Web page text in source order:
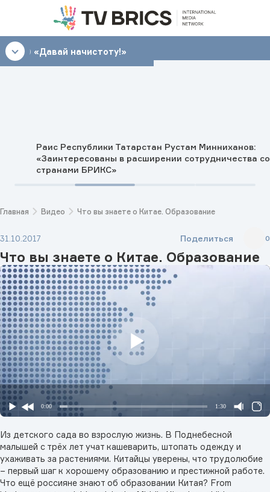
10:30 «Давай начистоту!»
Раис Республики Татарстан Рустам Минниханов:
«Заинтересованы в расширении сотрудничества со
странами БРИКС»
Главная Видео Что вы знаете о Китае. Образование
31.10.2017 Поделиться 0
Что вы знаете о Китае. Образование
0:00 1:30
Из детского сада во взрослую жизнь. В Поднебесной
малышей с трёх лет учат кашеварить, штопать одежду и
ухаживать за растениями. Китайцы уверены, что трудолюбие
– первый шаг к хорошему образованию и престижной работе.
Что ещё россияне знают об образовании Китая? From